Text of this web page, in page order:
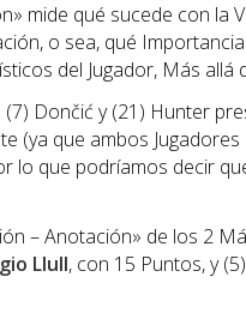
mide qué sucede con la
o sea, qué
del Jugador, Más allá
Dončić y (21) Hunter
(ya que ambos
lo que podríamos decir
– Anotación» de los 2
Llull, con 15 Puntos, y (5)